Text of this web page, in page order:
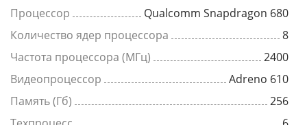
Процессор
Qualcomm Snapdragon 680
Количество ядер процессора
8
Частота процессора (МГц)
2400
Видеопроцессор
Adreno 610
Память (Гб)
256